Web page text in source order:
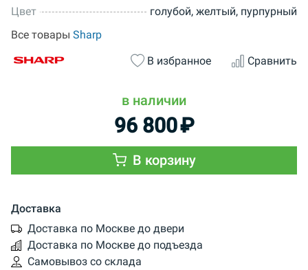
Цвет
голубой, желтый, пурпурный
Все товары Sharp
В избранное
Сравнить
в наличии
96 800₽
В корзину
Доставка
Доставка по Москве до двери
Доставка по Москве до подъезда
Самовывоз со склада